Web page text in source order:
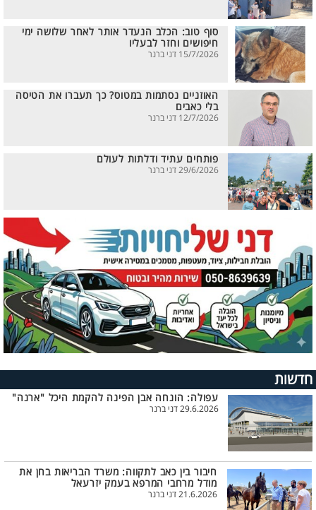
סוף טוב: הכלב הנעדר אותר לאחר שלושה ימי
חיפושים וחזר לבעליו
15/7/2026 דני ברנר
האוזניים נסתמות במטוס? כך תעברו את הטיסה
בלי כאבים
12/7/2026 דני ברנר
פותחים עתיד ודלתות לעולם
29/6/2026 דני ברנר
חדשות
עפולה: הונחה אבן הפינה להקמת היכל "ארנה"
29.6.2026 דני ברנר
חיבור בין כאב לתקווה: משרד הבריאות בחן את
מודל מרחבי המרפא בעמק יזרעאל
21.6.2026 דני ברנר